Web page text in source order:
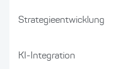
Strategieentwicklung
KI-Integration